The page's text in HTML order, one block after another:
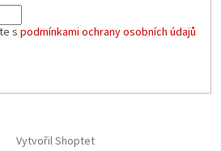
s podmínkami ochrany osobních údajů
Vytvořil Shoptet